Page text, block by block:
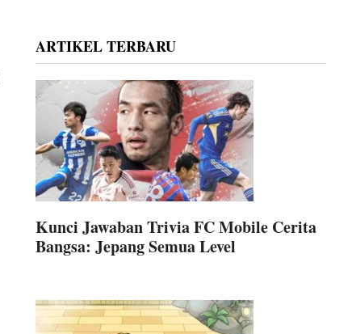
ARTIKEL TERBARU
Kunci Jawaban Trivia FC Mobile Cerita
Bangsa: Jepang Semua Level